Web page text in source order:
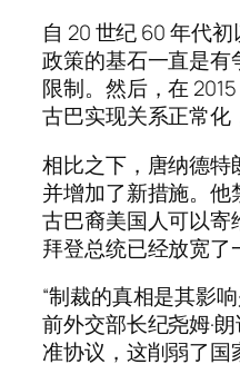
自 20 世纪 60 年代
政策的基石一直是
限制。然后，在
古巴实现关系正常化
相比之下，唐纳德
并增加了新措施。
古巴裔美国人可以寄
拜登总统已经放宽了
“制裁的真相是其影
前外交部长纪尧姆·
准协议，这削弱了国